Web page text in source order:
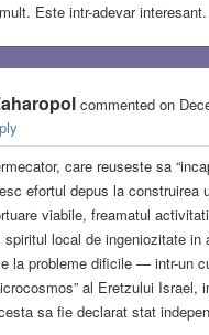
Este intr-adevar interesant.
commented on
care reuseste sa
efortul depus la construirea
viabile, freamatul
spiritul local de ingeniozitate in
la probleme dificile — intr-un
al Eretzului Israel,
sa fie declarat stat